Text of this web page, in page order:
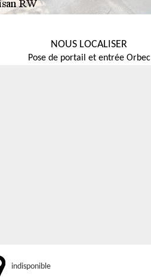
NOUS LOCALISER
Pose de portail et entrée Orbec
indisponible